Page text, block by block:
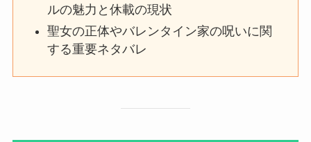
ルの魅力と休載の現状
聖女の正体やバレンタイン家の呪いに関
する重要ネタバレ